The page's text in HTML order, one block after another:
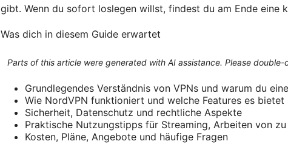
gibt. Wenn du sofort loslegen willst, findest du am Ende eine
Was dich in diesem Guide erwartet
Parts of this article were generated with AI assistance. Please
Grundlegendes Verständnis von VPNs und warum du
Wie NordVPN funktioniert und welche Features es bietet
Sicherheit, Datenschutz und rechtliche Aspekte
Praktische Nutzungstipps für Streaming, Arbeiten von zu
Kosten, Pläne, Angebote und häufige Fragen